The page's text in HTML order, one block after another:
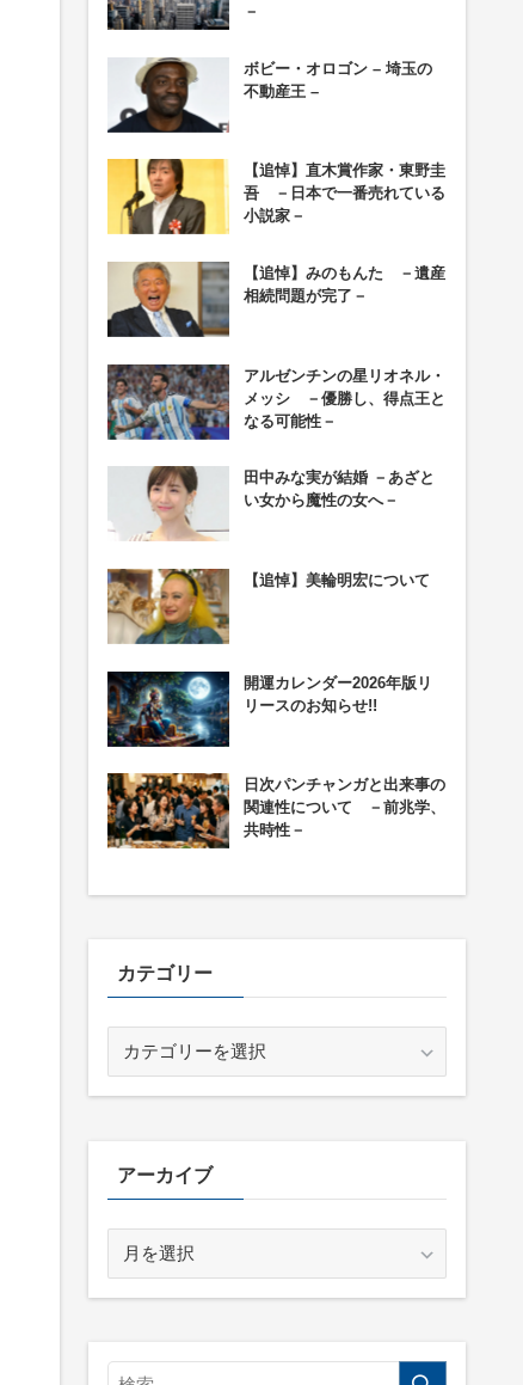
－
ボビー・オロゴン – 埼玉の
不動産王 –
【追悼】直木賞作家・東野圭
吾 －日本で一番売れている
小説家－
【追悼】みのもんた －遺産
相続問題が完了－
アルゼンチンの星リオネル・
メッシ －優勝し、得点王と
なる可能性－
田中みな実が結婚 －あざと
い女から魔性の女へ－
【追悼】美輪明宏について
開運カレンダー2026年版リ
リースのお知らせ!!
日次パンチャンガと出来事の
関連性について －前兆学、
共時性－
カテゴリー
ゴ
アーカイブ
カ